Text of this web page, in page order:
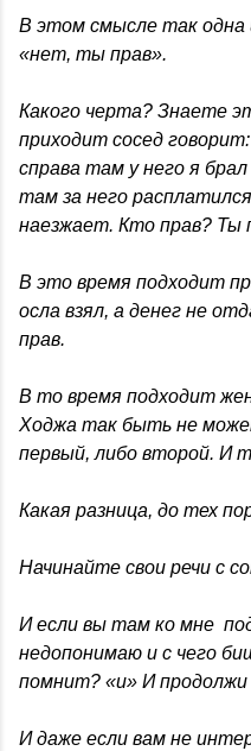
В этом смысле так одна
«нет, ты прав».
Какого черта? Знаете
приходит сосед
справа там у него я
там за него
наезжает. Кто прав? Ты
В это время подходит
осла взял, а денег не
прав.
В то время подходит
Ходжа так быть не
первый, либо второй. И
Какая разница, до тех
Начинайте свои речи с
И если вы там ко мне
недопонимаю и с чего
помнит? «и» И
И даже если вам не